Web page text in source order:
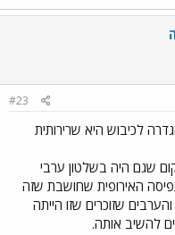
#23
לכיבוש היא שרירותית
שגם היה בשלטון ערבי
האירופית שחושבת שזה
שזוכרים שזו הייתה
להשיב אותה.